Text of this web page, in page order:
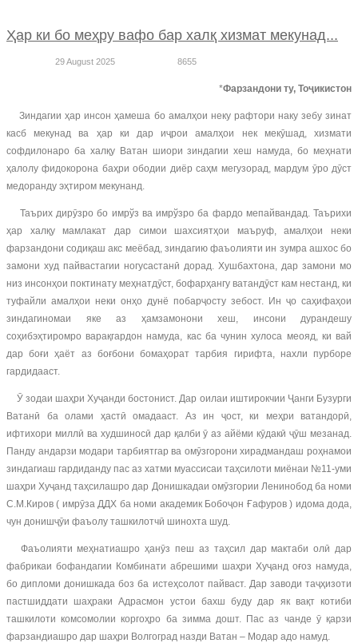
Ҳар ки бо меҳру вафо бар халқ хизмат мекунад...
29 August 2025 8655
*Фарзандони ту, Тоҷикистон
Зиндагии ҳар инсон ҳамеша бо амалҳои неку рафтори наку зебу зинат
касб мекунад ва ҳар ки дар иҷрои амалҳои нек мекӯшад, хизмати
софдилонаро ба халқу Ватан шиори зиндагии хеш намуда, бо меҳнати
ҳалолу фидокорона баҳри ободии диёр саҳм мегузорад, мардум ӯро дӯст
медоранду эҳтиром мекунанд.
Таърих дирӯзро бо имрўз ва имрўзро ба фардо мепайвандад. Таърихи
ҳар халқу мамлакат дар симои шахсиятҳои маъруф, амалҳои неки
фарзандони содиқаш акс меёбад, зиндагию фаъолияти ин зумра ашхос бо
замони худ пайвастагии ногусастанӣ дорад. Хушбахтона, дар замони мо
низ инсонҳои поктинату меҳнатдӯст, бофарҳангу ватандӯст кам нестанд, ки
туфайли амалҳои неки онҳо дунё побарҷосту зебост. Ин ҷо саҳифаҳои
зиндагиномаи яке аз ҳамзамонони хеш, инсони дурандешу
соҳибэҳтиромро варақгардон намуда, кас ба чунин хулоса меояд, ки вай
дар боғи ҳаёт аз боғбони бомаҳорат тарбия гирифта, нахли пурборе
гардидааст.
Ӯ зодаи шаҳри Хуҷанди бостонист. Дар оилаи иштирокчии Ҷанги Бузурги
Ватанӣ ба олами ҳастӣ омадааст. Аз ин ҷост, ки меҳри ватандорӣ,
ифтихори миллӣ ва худшиносӣ дар қалби ӯ аз айёми кӯдакӣ ҷӯш мезанад.
Панду андарзи модари тарбиятгар ва омӯзгорони хирадмандаш роҳнамои
зиндагиаш гардиданду пас аз хатми муассисаи таҳсилоти миёнаи №11-уми
шаҳри Хуҷанд таҳсилашро дар Донишкадаи омӯзгории Ленинобод ба номи
С.М.Киров ( имрӯза ДДХ ба номи академик Бобоҷон Ғафуров ) идома дода,
чун донишҷӯи фаъолу ташкилотчӣ шинохта шуд.
Фаъолияти меҳнатиашро ҳанӯз пеш аз таҳсил дар мактаби олӣ дар
фабрикаи бофандагии Комбинати абрешими шаҳри Хуҷанд оғоз намуда,
бо дипломи донишкада боз ба истеҳсолот пайваст. Дар заводи таҷҳизоти
пастшиддати шаҳраки Адрасмон устои бахш буду дар як вақт котиби
ташкилоти комсомолии коргоҳро ба зимма дошт. Пас аз чанде ӯ қарзи
фарзандиашро дар шаҳри Волгоград назди Ватан – Модар адо намуд.